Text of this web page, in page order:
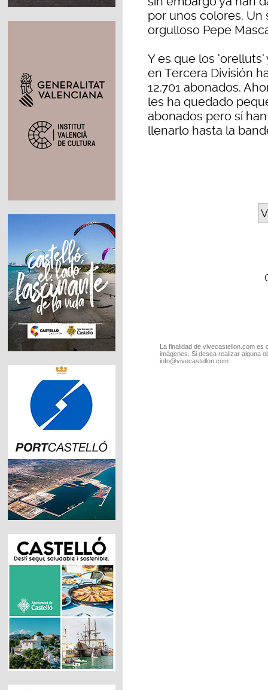
por unos colores. Un
orgulloso Pepe
Y es que los
en Tercera División
12.701 abonados.
les ha quedado
abonados pero sí
llenarlo hasta la
La finalidad de vivecastellon.com
imágenes. Si desea realizar alguna
info@vivecastellon.com